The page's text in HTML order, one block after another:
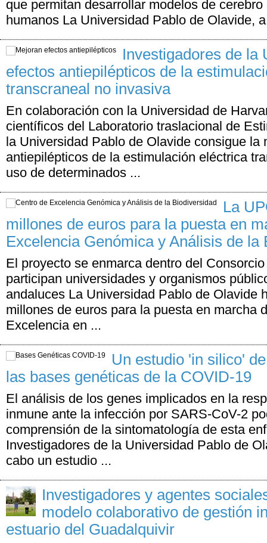
que permitan desarrollar modelos de
humanos La Universidad Pablo de Olavide,
Investigadores de la
efectos antiepilépticos de la
transcraneal no invasiva
En colaboración con la Universidad de
científicos del Laboratorio traslacional de
la Universidad Pablo de Olavide consigue la
antiepilépticos de la estimulación eléctrica
uso de determinados ...
La
millones de euros para la puesta en
Excelencia Genómica y Análisis de la
El proyecto se enmarca dentro del
participan universidades y organismos
andaluces La Universidad Pablo de Olavide
millones de euros para la puesta en marcha
Excelencia en ...
Un estudio 'in silico'
las bases genéticas de la COVID-19
El análisis de los genes implicados en la
inmune ante la infección por SARS-CoV-2
comprensión de la sintomatología de esta
Investigadores de la Universidad Pablo de
cabo un estudio ...
Investigadores y agentes
modelo colaborativo de gestión
estuario del Guadalquivir